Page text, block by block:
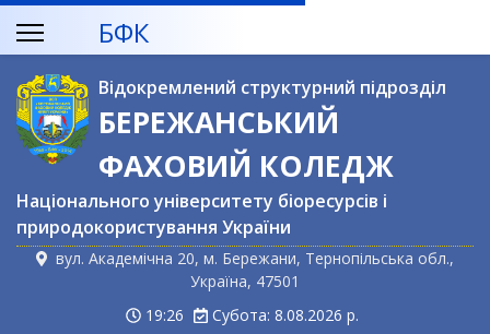
БФК
Відокремлений структурний підрозділ
БЕРЕЖАНСЬКИЙ
ФАХОВИЙ КОЛЕДЖ
Національного університету біоресурсів і
природокористування України
вул. Академічна 20, м. Бережани, Тернопільська обл.,
Україна, 47501
19:26
Субота: 8.08.2026 р.